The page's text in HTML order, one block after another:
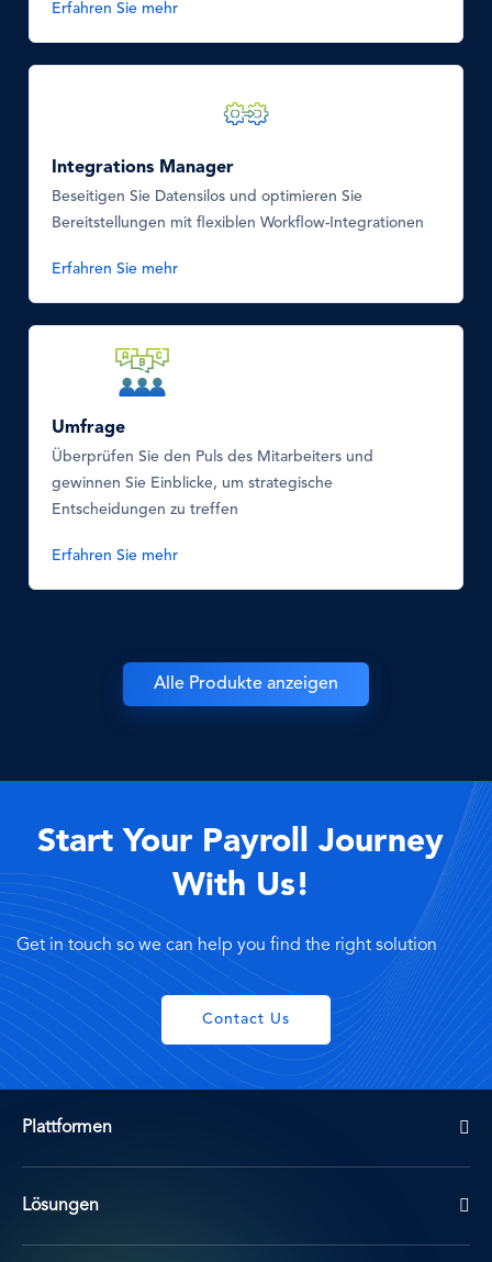
Alle Produkte anzeigen
Erfahren Sie mehr
Integrations Manager
Beseitigen Sie Datensilos und optimieren Sie
Bereitstellungen mit flexiblen Workflow-Integrationen
Erfahren Sie mehr
Umfrage
Überprüfen Sie den Puls des Mitarbeiters und
gewinnen Sie Einblicke, um strategische
Entscheidungen zu treffen
Erfahren Sie mehr
Start Your Payroll Journey
With Us!
Get in touch so we can help you find the right solution
Contact Us
Plattformen
Lösungen